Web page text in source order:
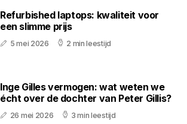
Refurbished laptops: kwaliteit voor
een slimme prijs
5 mei 2026 2 min leestijd
Inge Gilles vermogen: wat weten we
écht over de dochter van Peter Gillis?
26 mei 2026 3 min leestijd